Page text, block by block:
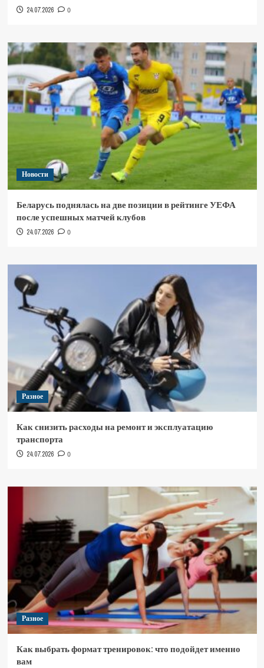
24.07.2026 0
Новости
Беларусь поднялась на две позиции в рейтинге УЕФА
после успешных матчей клубов
24.07.2026 0
Разное
Как снизить расходы на ремонт и эксплуатацию
транспорта
24.07.2026 0
Разное
Как выбрать формат тренировок: что подойдет именно
вам